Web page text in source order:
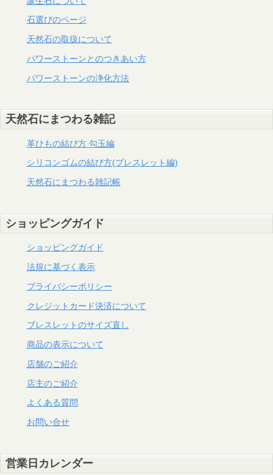
石選びのページ
天然石の取扱について
パワーストーンとのつきあい方
パワーストーンの浄化方法
天然石にまつわる雑記
革ひもの結び方 勾玉編
シリコンゴムの結び方(ブレスレット編)
天然石にまつわる雑記帳
ショッピングガイド
ショッピングガイド
法規に基づく表示
プライバシーポリシー
クレジットカード決済について
ブレスレットのサイズ直し
商品の表示について
店舗のご紹介
店主のご紹介
よくある質問
お問い合せ
営業日カレンダー